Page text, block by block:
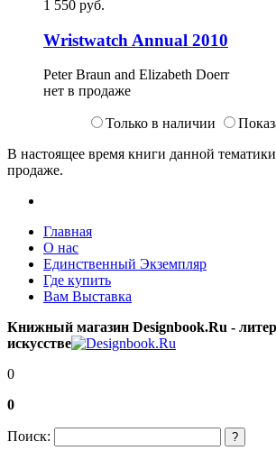
1 550 pуб.
Wristwatch Annual 2010
Peter Braun and Elizabeth Doerr
нет в продаже
Только в наличии
В настоящее время книги данной
продаже.
Главная
О нас
Единственный Экземпляр
Где купить
Вам Выставка
Книжный магазин Designbook.Ru -
искусстве
0
0
Поиск: ?